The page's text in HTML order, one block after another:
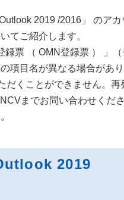
025-210-1200
2019 /2016」 のアカ
てご紹介します。
録票 （ OMN登録票 ） 」
項目名が異なる場合があ
だくことができません。再
までお問い合わせくだ
2019